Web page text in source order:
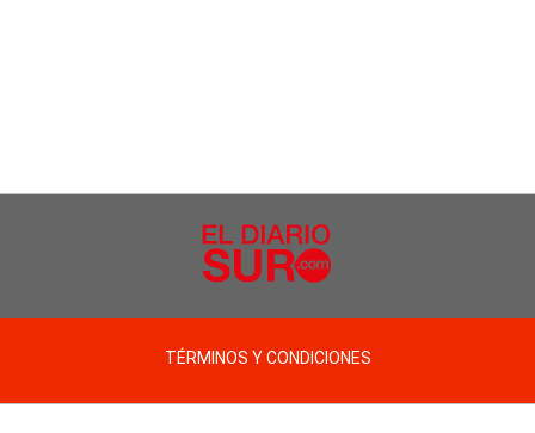
TÉRMINOS Y CONDICIONES